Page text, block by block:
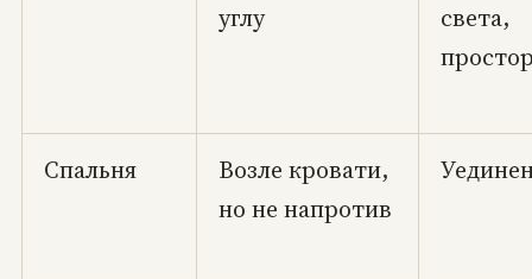
углу
света,
Спальня
Возле кровати,
но не напротив